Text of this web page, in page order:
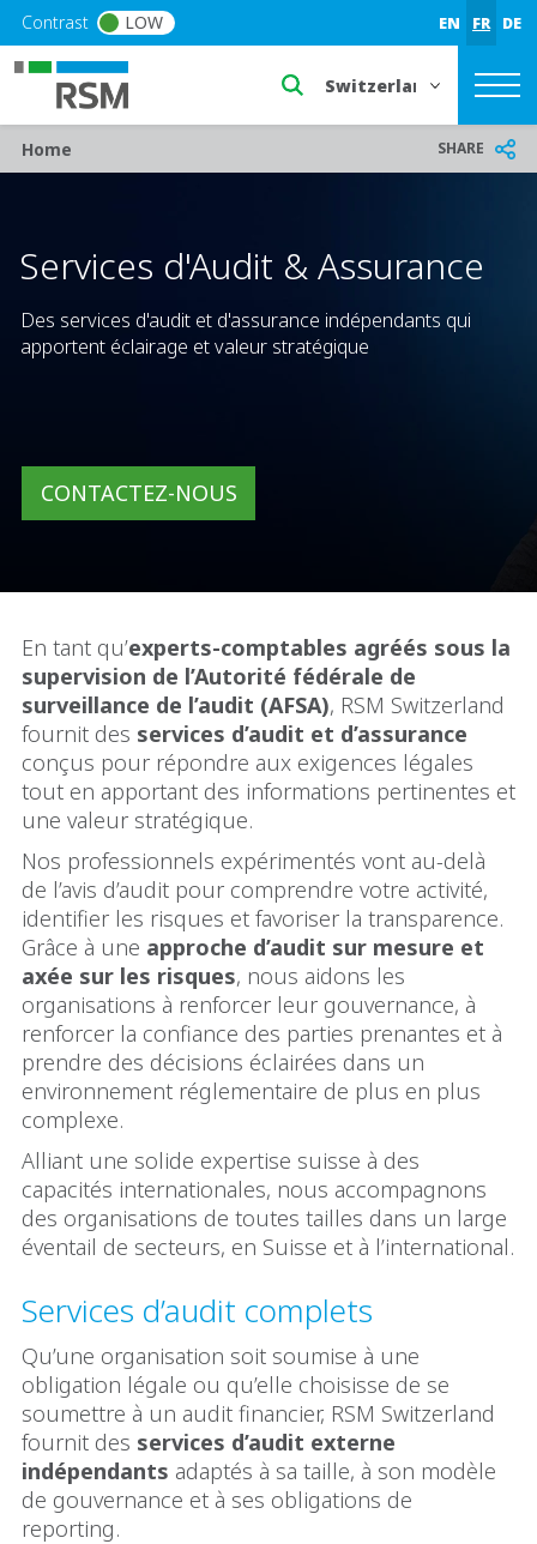
Skip to main content
Contrast LOW EN FR DE
Select a region or
Breadcrumb
Home SHARE
Services d'Audit & Assurance
Des services d'audit et d'assurance indépendants qui
apportent éclairage et valeur stratégique
CONTACTEZ-NOUS
En tant qu’experts-comptables agréés sous la
supervision de l’Autorité fédérale de
surveillance de l’audit (AFSA), RSM Switzerland
fournit des services d’audit et d’assurance
conçus pour répondre aux exigences légales
tout en apportant des informations pertinentes et
une valeur stratégique.
Nos professionnels expérimentés vont au-delà
de l’avis d’audit pour comprendre votre activité,
identifier les risques et favoriser la transparence.
Grâce à une approche d’audit sur mesure et
axée sur les risques, nous aidons les
organisations à renforcer leur gouvernance, à
renforcer la confiance des parties prenantes et à
prendre des décisions éclairées dans un
environnement réglementaire de plus en plus
complexe.
Alliant une solide expertise suisse à des
capacités internationales, nous accompagnons
des organisations de toutes tailles dans un large
éventail de secteurs, en Suisse et à l’international.
Services d’audit complets
Qu’une organisation soit soumise à une
obligation légale ou qu’elle choisisse de se
soumettre à un audit financier, RSM Switzerland
fournit des services d’audit externe
indépendants adaptés à sa taille, à son modèle
de gouvernance et à ses obligations de
reporting.